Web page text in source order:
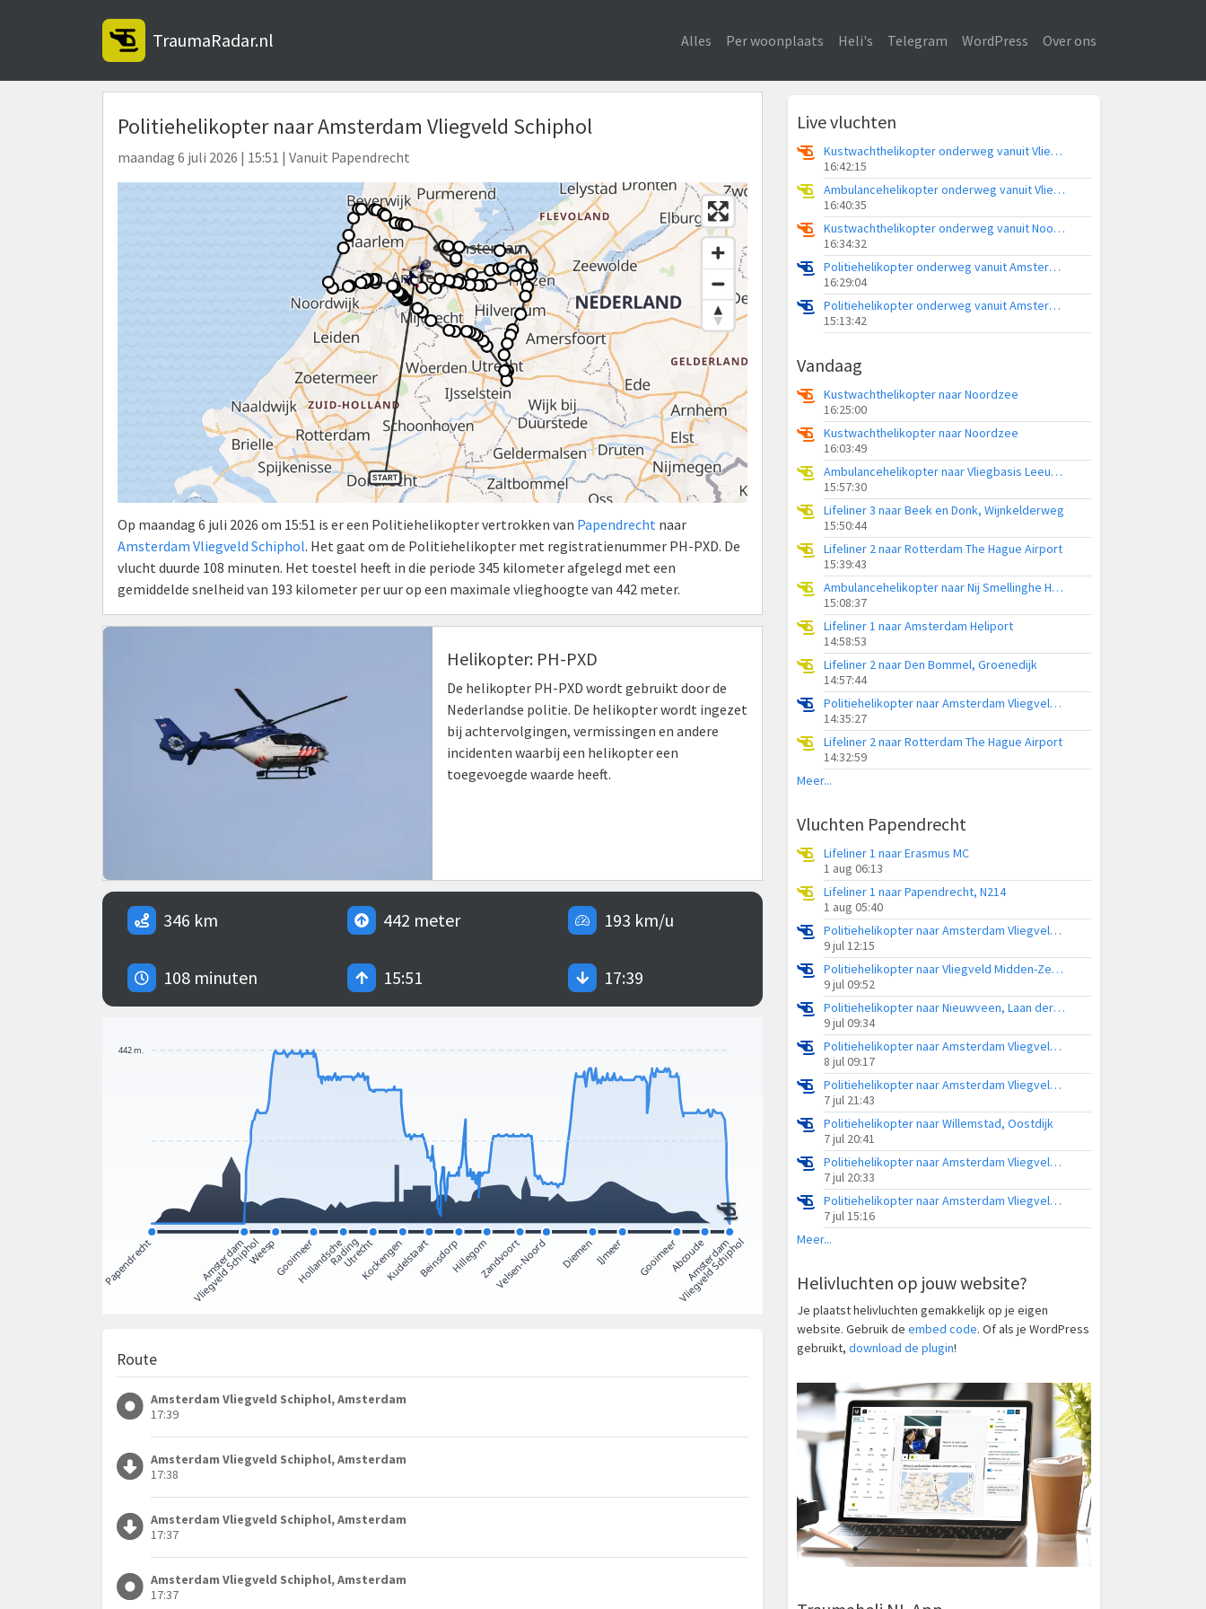
TraumaRadar.nl Alles Per woonplaats Heli's Telegram WordPress Over ons
Politiehelikopter naar Amsterdam Vliegveld Schiphol
maandag 6 juli 2026 | 15:51 | Vanuit Papendrecht
Op maandag 6 juli 2026 om 15:51 is er een Politiehelikopter vertrokken van Papendrecht naar
Amsterdam Vliegveld Schiphol. Het gaat om de Politiehelikopter met registratienummer PH-PXD. De
vlucht duurde 108 minuten. Het toestel heeft in die periode 345 kilometer afgelegd met een
gemiddelde snelheid van 193 kilometer per uur op een maximale vlieghoogte van 442 meter.
Helikopter: PH-PXD
De helikopter PH-PXD wordt gebruikt door de
Nederlandse politie. De helikopter wordt ingezet
bij achtervolgingen, vermissingen en andere
incidenten waarbij een helikopter een
toegevoegde waarde heeft.
346 km 442 meter 193 km/u
108 minuten 15:51 17:39
Route
Amsterdam Vliegveld Schiphol, Amsterdam
17:39
Amsterdam Vliegveld Schiphol, Amsterdam
17:38
Amsterdam Vliegveld Schiphol, Amsterdam
17:37
Amsterdam Vliegveld Schiphol, Amsterdam
17:37
Live vluchten
Kustwachthelikopter onderweg vanuit Vliegveld Midden-Zeeland
16:42:15
Ambulancehelikopter onderweg vanuit Vliegbasis Leeuwarden
16:40:35
Kustwachthelikopter onderweg vanuit Noordzee
16:34:32
Politiehelikopter onderweg vanuit Amsterdam Vliegveld Schiphol
16:29:04
Politiehelikopter onderweg vanuit Amsterdam Vliegveld Schiphol
15:13:42
Vandaag
Kustwachthelikopter naar Noordzee
16:25:00
Kustwachthelikopter naar Noordzee
16:03:49
Ambulancehelikopter naar Vliegbasis Leeuwarden
15:57:30
Lifeliner 3 naar Beek en Donk, Wijnkelderweg
15:50:44
Lifeliner 2 naar Rotterdam The Hague Airport
15:39:43
Ambulancehelikopter naar Nij Smellinghe Hospital Heliport
15:08:37
Lifeliner 1 naar Amsterdam Heliport
14:58:53
Lifeliner 2 naar Den Bommel, Groenedijk
14:57:44
Politiehelikopter naar Amsterdam Vliegveld Schiphol
14:35:27
Lifeliner 2 naar Rotterdam The Hague Airport
14:32:59
Meer...
Vluchten Papendrecht
Lifeliner 1 naar Erasmus MC
1 aug 06:13
Lifeliner 1 naar Papendrecht, N214
1 aug 05:40
Politiehelikopter naar Amsterdam Vliegveld Schiphol
9 jul 12:15
Politiehelikopter naar Vliegveld Midden-Zeeland
9 jul 09:52
Politiehelikopter naar Nieuwveen, Laan der Verwondering
9 jul 09:34
Politiehelikopter naar Amsterdam Vliegveld Schiphol
8 jul 09:17
Politiehelikopter naar Amsterdam Vliegveld Schiphol
7 jul 21:43
Politiehelikopter naar Willemstad, Oostdijk
7 jul 20:41
Politiehelikopter naar Amsterdam Vliegveld Schiphol
7 jul 20:33
Politiehelikopter naar Amsterdam Vliegveld Schiphol
7 jul 15:16
Meer...
Helivluchten op jouw website?
Je plaatst helivluchten gemakkelijk op je eigen
website. Gebruik de embed code. Of als je WordPress
gebruikt, download de plugin!